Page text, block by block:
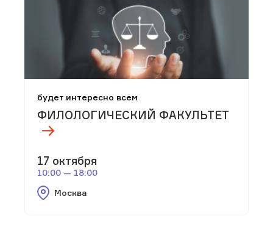
будет интересно всем
ФИЛОЛОГИЧЕСКИЙ ФАКУЛЬТЕТ
17 октября
10:00 — 18:00
Москва